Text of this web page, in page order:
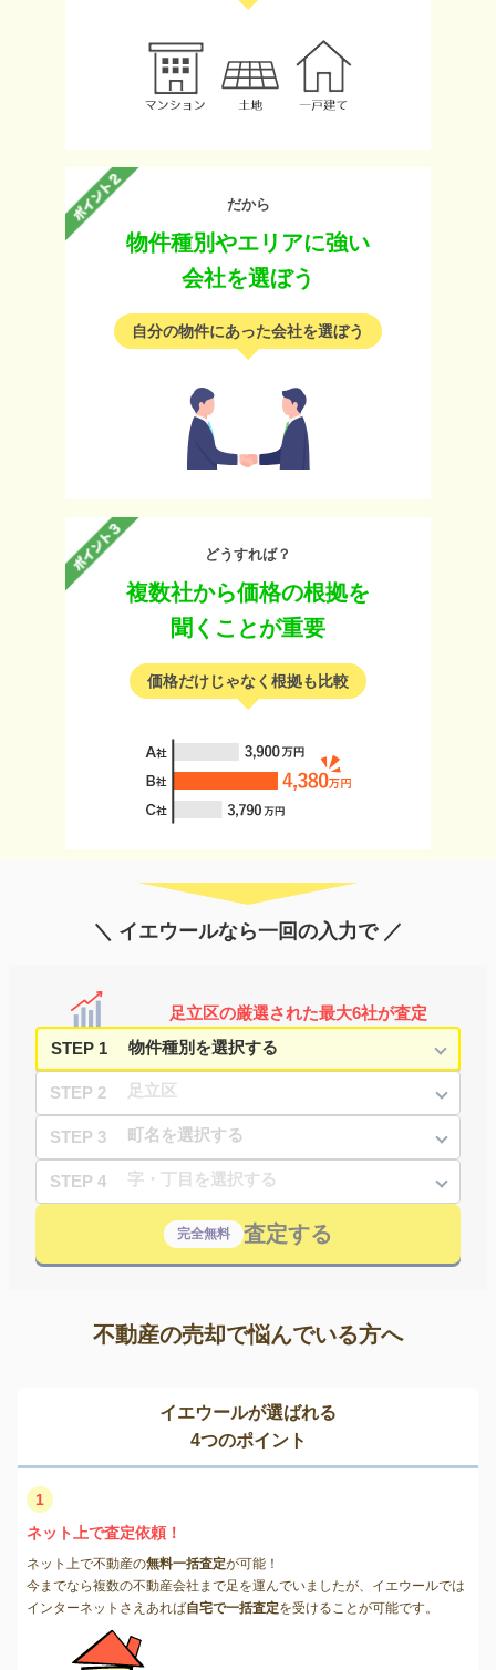
だから
物件種別やエリアに強い
会社を選ぼう
自分の物件にあった会社を選ぼう
どうすれば？
複数社から価格の根拠を
聞くことが重要
価格だけじゃなく根拠も比較
＼ イエウールなら一回の入力で ／
足立区の厳選された最大6社が査定
STEP 1
STEP 2
STEP 3
STEP 4
完全無料 査定する
不動産の売却で悩んでいる方へ
イエウールが選ばれる
4つのポイント
1
ネット上で査定依頼！
ネット上で不動産の無料一括査定が可能！
今までなら複数の不動産会社まで足を運んでいましたが、イエウールでは
インターネットさえあれば自宅で一括査定を受けることが可能です。